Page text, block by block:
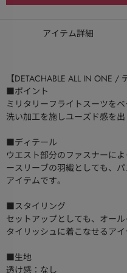
アイテム詳細
【DETACHABLE ALL IN ONE
■ポイント
ミリタリーフライトスーツを
洗い加工を施しユーズド感を出
■ディテール
ウエスト部分のファスナーに
ースリーブの羽織としても、
アイテムです。
■スタイリング
セットアップとしても、オー
タイリッシュに着こなせるアイ
■生地
透け感：なし